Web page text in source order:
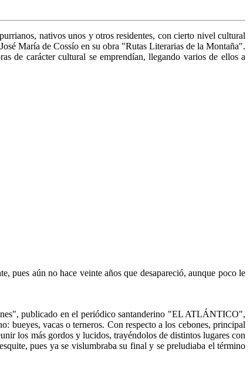
nativos unos y otros residentes, con cierto nivel cultural
María de Cossío en su obra "Rutas Literarias de la Montaña".
de carácter cultural se emprendían, llegando varios de ellos a
pues aún no hace veinte años que desapareció, aunque poco le
publicado en el periódico santanderino "EL ATLÁNTICO",
bueyes, vacas o terneros. Con respecto a los cebones, principal
los más gordos y lucidos, trayéndolos de distintos lugares con
pues ya se vislumbraba su final y se preludiaba el término